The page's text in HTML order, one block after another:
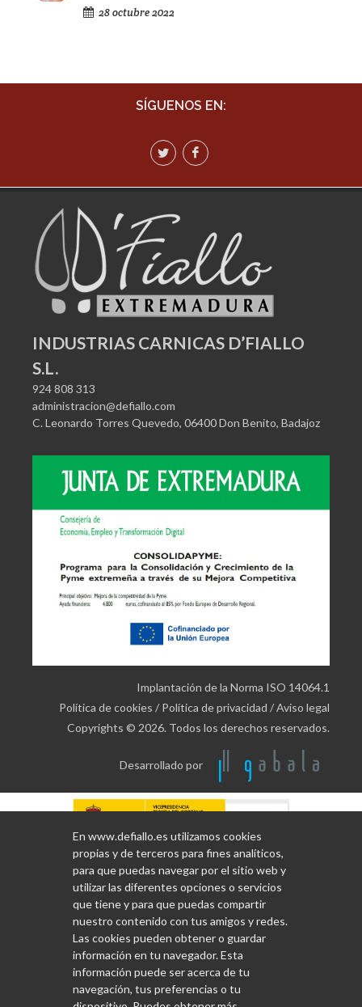
28 octubre 2022
SÍGUENOS EN:
INDUSTRIAS CARNICAS D’FIALLO
S.L.
924 808 313
administracion@defiallo.com
C. Leonardo Torres Quevedo, 06400 Don Benito, Badajoz
Implantación de la Norma ISO 14064.1
Política de cookies / Política de privacidad /Aviso legal
Copyrights © 2026. Todos los derechos reservados.
Desarrollado por
En www.defiallo.es utilizamos cookies
propias y de terceros para fines analíticos,
para que puedas navegar por el sitio web y
utilizar las diferentes opciones o servicios
que tiene y para que puedas compartir
nuestro contenido con tus amigos y redes.
Las cookies pueden obtener o guardar
información en tu navegador. Esta
información puede ser acerca de tu
navegación, tus preferencias o tu